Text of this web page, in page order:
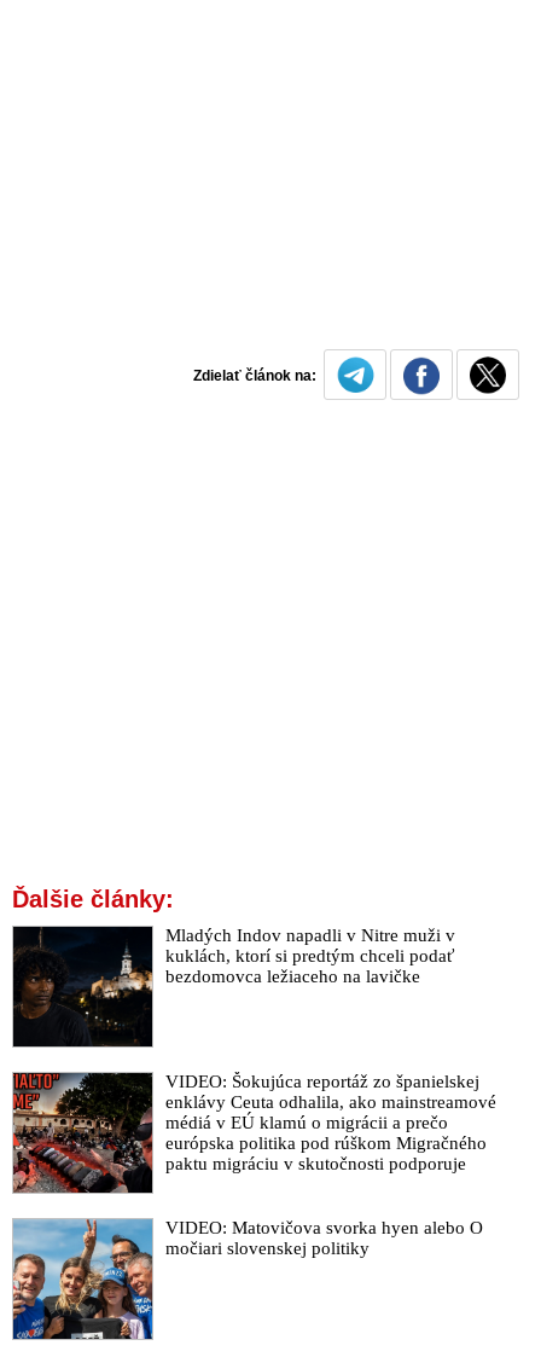
Zdielať článok na:
Ďalšie články:
Mladých Indov napadli v Nitre muži v
kuklách, ktorí si predtým chceli podať
bezdomovca ležiaceho na lavičke
VIDEO: Šokujúca reportáž zo španielskej
enklávy Ceuta odhalila, ako mainstreamové
médiá v EÚ klamú o migrácii a prečo
európska politika pod rúškom Migračného
paktu migráciu v skutočnosti podporuje
VIDEO: Matovičova svorka hyen alebo O
močiari slovenskej politiky